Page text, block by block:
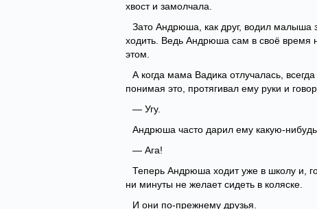
хвост и замолчала.
Зато Андрюша, как друг, водил малыша
ходить. Ведь Андрюша сам в своё время
этом.
А когда мама Вадика отлучалась,
понимая это, протягивал ему руки и
— Угу.
Андрюша часто дарил ему какую-
— Ага!
Теперь Андрюша ходит уже в школу и,
ни минуты не желает сидеть в коляске.
И они по-прежнему друзья.